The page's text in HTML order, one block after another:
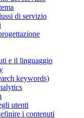
di servizio
e il linguaggio
keywords)
utenti
i contenuti